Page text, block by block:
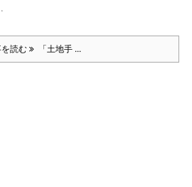
読む 「土地手 ...